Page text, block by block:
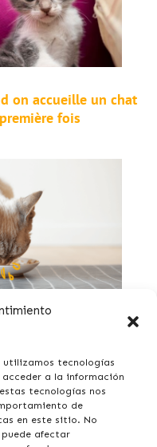
utilizamos tecnologías
a la información
tecnologías nos
de
en este sitio. No
afectar
on accueille un chat
fois
humide pour mon